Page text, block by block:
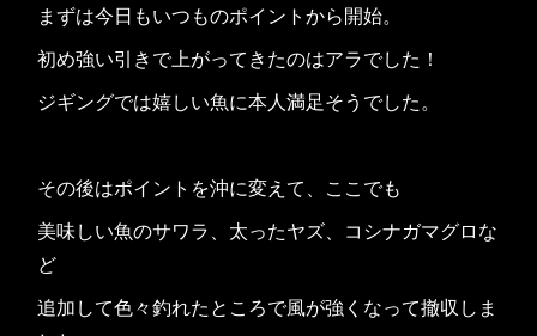
まずは今日もいつものポイントから開始。
初め強い引きで上がってきたのはアラでした！
ジギングでは嬉しい魚に本人満足そうでした。
その後はポイントを沖に変えて、ここでも
美味しい魚のサワラ、太ったヤズ、コシナガマグロな
ど
追加して色々釣れたところで風が強くなって撤収しま